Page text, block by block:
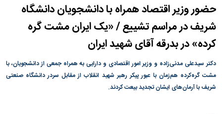
حضور وزیر اقتصاد همراه با دانشجویان دانشگاه
شریف در مراسم تشییع / «یک ایران مشت گره
کرده» در بدرقه آقای شهید ایران
دکتر سیدعلی مدنی‌زاده و وزیر امور اقتصادی و دارایی به همراه جمعی از دانشجویان، با
مشت گره‌کرده هم‌زمان با عبور پیکر رهبر شهید انقلاب از مقابل سردر دانشگاه صنعتی
شریف با آرمان‌های ایشان تجدید بیعت کردند.